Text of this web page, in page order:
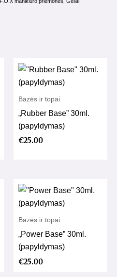
Bazės ir topai
„Rubber Base” 30ml.
(papyldymas)
€25.00
Bazės ir topai
„Power Base” 30ml.
(papyldymas)
€25.00